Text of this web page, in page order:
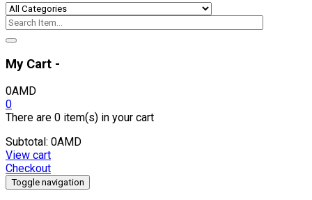
My Cart -
0AMD
0
There are 0 item(s) in your cart
Subtotal: 0AMD
View cart
Checkout
Toggle navigation